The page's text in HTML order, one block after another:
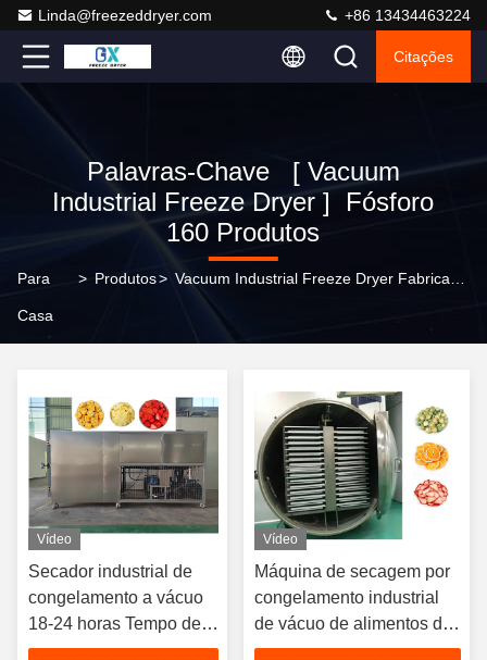
Linda@freezeddryer.com +86 13434463224
Citações
Palavras-Chave [ Vacuum
Industrial Freeze Dryer ] Fósforo
160 Produtos
Para
Casa
> Produtos>
Vídeo
Secador industrial de
congelamento a vácuo
18-24 horas Tempo de
secagem
Vídeo
Máquina de secagem por
congelamento industrial
de vácuo de alimentos de
alta capacidade